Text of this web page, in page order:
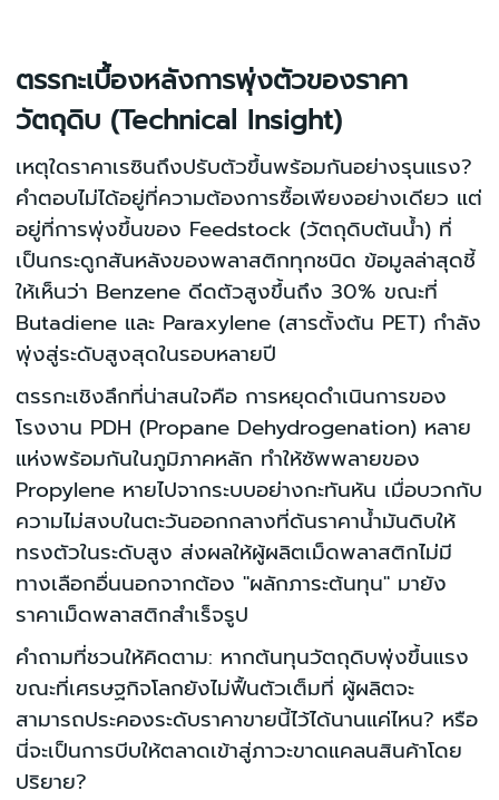
ตรรกะเบื้องหลังการพุ่งตัวของราคา
วัตถุดิบ (Technical Insight)
เหตุใดราคาเรซินถึงปรับตัวขึ้นพร้อมกันอย่างรุนแรง?
คำตอบไม่ได้อยู่ที่ความต้องการซื้อเพียงอย่างเดียว แต่
อยู่ที่การพุ่งขึ้นของ Feedstock (วัตถุดิบต้นน้ำ) ที่
เป็นกระดูกสันหลังของพลาสติกทุกชนิด ข้อมูลล่าสุดชี้
ให้เห็นว่า Benzene ดีดตัวสูงขึ้นถึง 30% ขณะที่
Butadiene และ Paraxylene (สารตั้งต้น PET) กำลัง
พุ่งสู่ระดับสูงสุดในรอบหลายปี
ตรรกะเชิงลึกที่น่าสนใจคือ การหยุดดำเนินการของ
โรงงาน PDH (Propane Dehydrogenation) หลาย
แห่งพร้อมกันในภูมิภาคหลัก ทำให้ซัพพลายของ
Propylene หายไปจากระบบอย่างกะทันหัน เมื่อบวกกับ
ความไม่สงบในตะวันออกกลางที่ดันราคาน้ำมันดิบให้
ทรงตัวในระดับสูง ส่งผลให้ผู้ผลิตเม็ดพลาสติกไม่มี
ทางเลือกอื่นนอกจากต้อง "ผลักภาระต้นทุน" มายัง
ราคาเม็ดพลาสติกสำเร็จรูป
คำถามที่ชวนให้คิดตาม: หากต้นทุนวัตถุดิบพุ่งขึ้นแรง
ขณะที่เศรษฐกิจโลกยังไม่ฟื้นตัวเต็มที่ ผู้ผลิตจะ
สามารถประคองระดับราคาขายนี้ไว้ได้นานแค่ไหน? หรือ
นี่จะเป็นการบีบให้ตลาดเข้าสู่ภาวะขาดแคลนสินค้าโดย
ปริยาย?